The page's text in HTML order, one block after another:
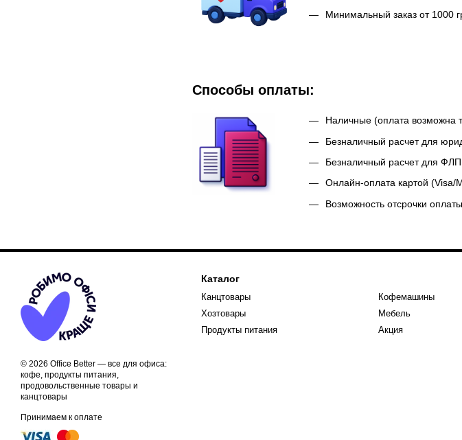
Минимальный заказ от 1000
Способы оплаты:
Наличные (оплата возможна
Безналичный расчет для
Безналичный расчет для
Онлайн-оплата картой (Visa/
Возможность отсрочки
© 2026 Office Better — все для офиса:
кофе, продукты питания,
продовольственные товары и
канцтовары
Принимаем к оплате
Каталог
Канцтовары
Хозтовары
Продукты питания
Кофемашины
Мебель
Акция